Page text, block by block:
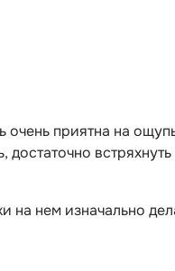
приятна на
достаточно
на нем изначально